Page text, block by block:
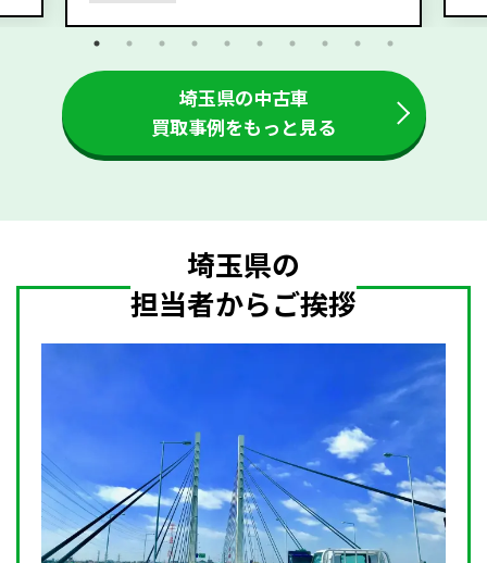
埼玉県の中古車
買取事例をもっと見る
埼玉県の
担当者からご挨拶